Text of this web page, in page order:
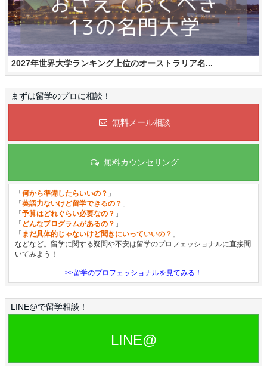
2027年世界大学ランキング上位のオーストラリア名...
まずは留学のプロに相談！
無料メール相談
無料カウンセリング
「何から準備したらいいの？ 」
「英語力ないけど留学できるの？ 」
「予算はどれぐらい必要なの？ 」
「 どんなプログラムがあるの？ 」
「 まだ具体的じゃないけど聞きにいっていいの？ 」
などなど。留学に関する疑問や不安は留学のプロフェッショナルに直接聞
いてみよう！
>>留学のプロフェッショナルを見てみる！
LINE@で留学相談！
LINE@